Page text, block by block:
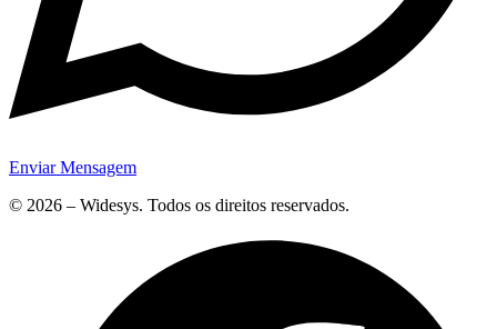
Enviar Mensagem
© 2026 – Widesys. Todos os direitos reservados.